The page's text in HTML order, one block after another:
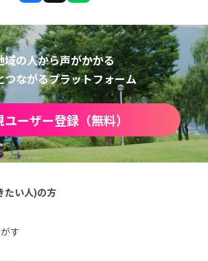
域の人から声がかかる
つながるプラットフォーム
ーザー登録（無料）
たい人)の方
す